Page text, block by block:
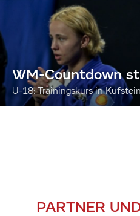
WM-Countdown
U-18: Trainingskurs in Kufstein
PARTNER